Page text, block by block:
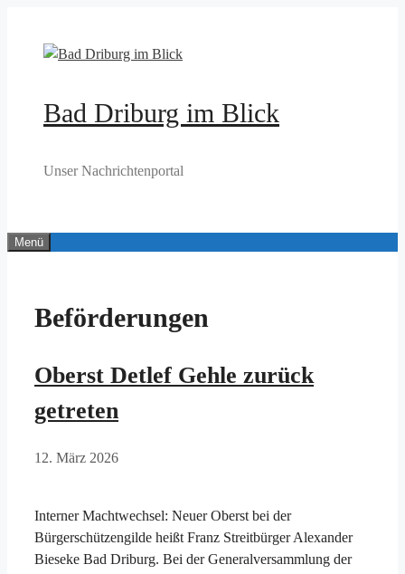
springen
Bad Driburg im Blick
Unser Nachrichtenportal
Menü
Beförderungen
Oberst Detlef Gehle zurück
getreten
12. März 2026
Interner Machtwechsel: Neuer Oberst bei der
Bürgerschützengilde heißt Franz Streitbürger Alexander
Bieseke Bad Driburg. Bei der Generalversammlung der